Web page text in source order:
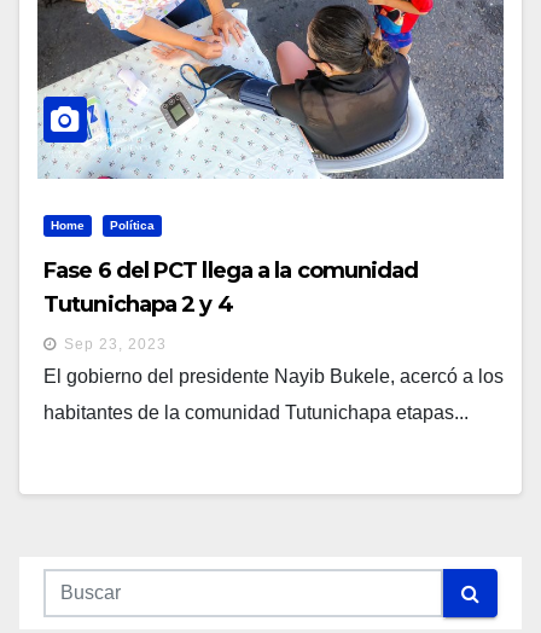
Home Política
Fase 6 del PCT llega a la comunidad
Tutunichapa 2 y 4
Sep 23, 2023
El gobierno del presidente Nayib Bukele, acercó a los
habitantes de la comunidad Tutunichapa etapas...